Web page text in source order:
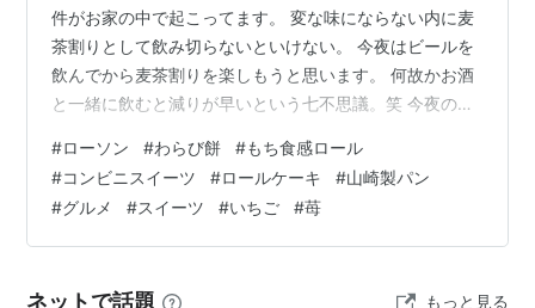
件がお家の中で起こってます。 変な味にならない内に麦
茶割りとして飲み切らないといけない。 今夜はビールを
飲んでから麦茶割りを楽しもうと思います。 何故かお酒
と一緒に飲むと減りが早いという七不思議。笑 今夜のお
ごわらび餅入り）』です。 数年前、この【もち食感ロー
ル】にハマっていました。 新しい味が出なくて、同じ味
のローテーションだったので、買うことも無くなりすっ
かり忘れた存在でした。 数日前にローソンへ行ったとき
年前に比べると一回り小さくなった…
#ローソン #わらび餅 #もち食感ロール
#コンビニスイーツ #ロールケーキ #山崎製パン
#グルメ #スイーツ #いちご #苺
ネットで話題 もっと見る